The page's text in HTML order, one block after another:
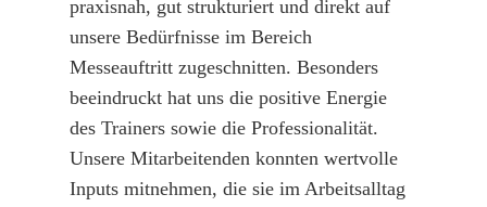
praxisnah, gut strukturiert und direkt auf
unsere Bedürfnisse im Bereich
Messeauftritt zugeschnitten. Besonders
beeindruckt hat uns die positive Energie
des Trainers sowie die Professionalität.
Unsere Mitarbeitenden konnten wertvolle
Inputs mitnehmen, die sie im Arbeitsalltag